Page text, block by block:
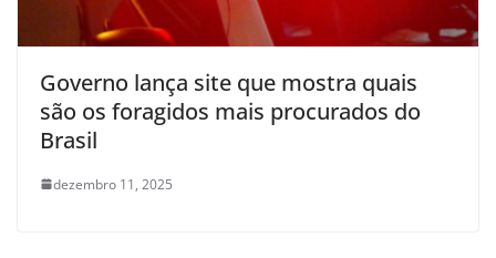
Governo lança site que mostra quais
são os foragidos mais procurados do
Brasil
dezembro 11, 2025